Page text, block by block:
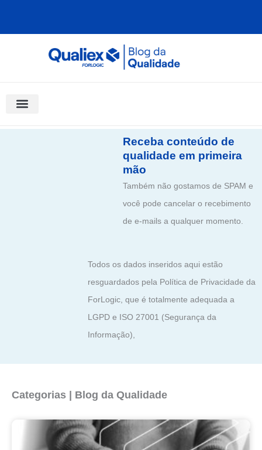
Receba conteúdo de
qualidade em primeira
mão
Também não gostamos de SPAM e
você pode cancelar o recebimento
de e-mails a qualquer momento.
Todos os dados inseridos aqui estão
resguardados pela Política de Privacidade da
ForLogic, que é totalmente adequada a
LGPD e ISO 27001 (Segurança da
Informação),
Categorias | Blog da Qualidade